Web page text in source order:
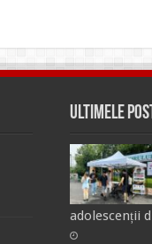
Ultimele
adolescenții